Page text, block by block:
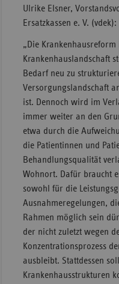
Ulrike Elsner,
Ersatzkassen e. V. (vdek):
„Die
Krankenhauslandschaft
Bedarf neu zu
Versorgungslandschaft
ist. Dennoch wird im
immer weiter an den
etwa durch die
die Patientinnen und
Behandlungsqualität
Wohnort. Dafür braucht
sowohl für die
Ausnahmeregelungen,
Rahmen möglich sein
der nicht zuletzt wegen
Konzentrationsprozess
ausbleibt. Stattdessen
Krankenhausstrukturen